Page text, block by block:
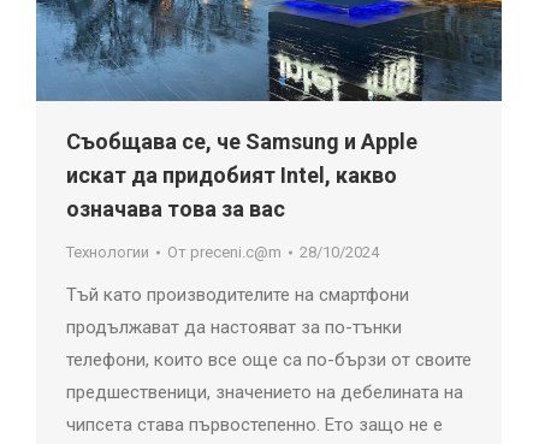
Съобщава се, че Samsung и Apple
искат да придобият Intel, какво
означава това за вас
Технологии От preceni.c@m 28/10/2024
Тъй като производителите на смартфони
продължават да настояват за по-тънки
телефони, които все още са по-бързи от своите
предшественици, значението на дебелината на
чипсета става първостепенно. Ето защо не е